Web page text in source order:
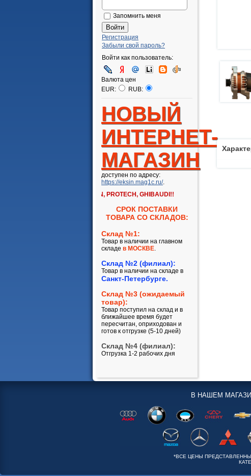
Запомнить меня
Регистрация
Забыли свой пароль?
Войти как пользователь:
Валюта цен
EUR:
RUB:
НОВЫЙ
ИНТЕРНЕТ-
МАГАЗИН
доступен по адресу:
https://eksin.mag1c.ru/.
на всю продукцию EKSIN, PROTECH, GHIBAUDI!!
СРОК ПОСТАВКИ
ТОВАРА СО СКЛАДОВ:
Склад №1:
Товар в наличии на главном
складе в МОСКВЕ.
Склад №2 (филиал):
Товар в наличии на складе в
Санкт-Петербурге.
Склад №3 (ожидаемый
товар):
Товар поступил на склад и в
ближайшее время будет
пересчитан, оприходован и
готов к отгрузке (5-10 дней)
Склад №4 (филиал):
Отгрузка 1-2 рабочих дня
В НАШЕМ
*ВСЕ ЦЕНЫ